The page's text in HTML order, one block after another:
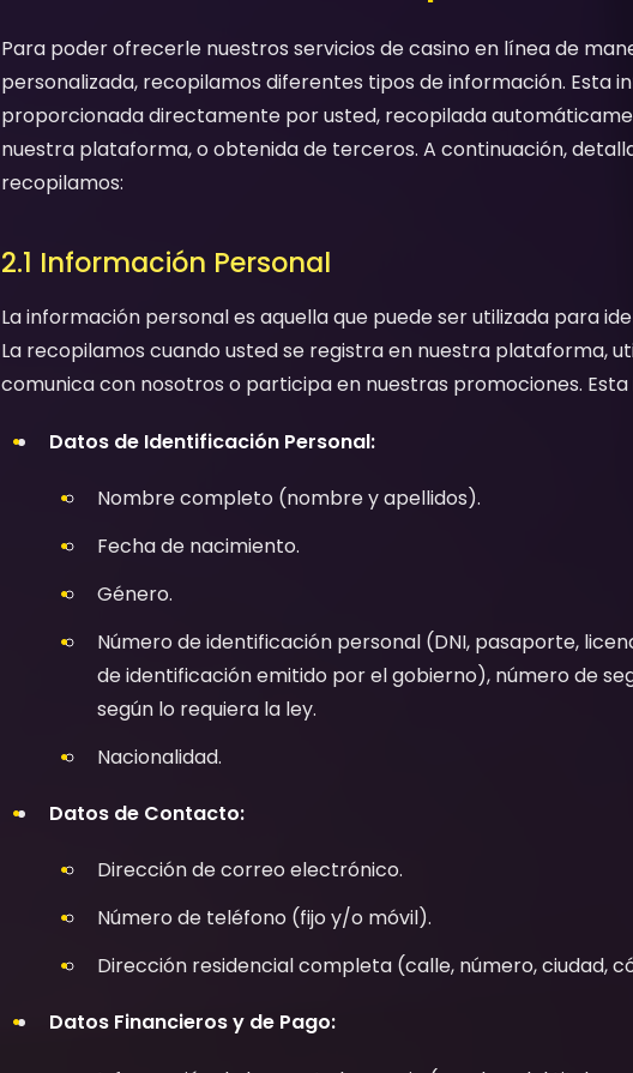
Para poder ofrecerle nuestros servicios de casino en línea de
personalizada, recopilamos diferentes tipos de información. Esta
proporcionada directamente por usted, recopilada
nuestra plataforma, o obtenida de terceros. A continuación,
recopilamos:
2.1 Información Personal
La información personal es aquella que puede ser utilizada para
La recopilamos cuando usted se registra en nuestra plataforma,
comunica con nosotros o participa en nuestras promociones. Esta
Datos de Identificación Personal:
Nombre completo (nombre y apellidos).
Fecha de nacimiento.
Género.
Número de identificación personal (DNI, pasaporte,
de identificación emitido por el gobierno), número de
según lo requiera la ley.
Nacionalidad.
Datos de Contacto:
Dirección de correo electrónico.
Número de teléfono (fijo y/o móvil).
Dirección residencial completa (calle, número, ciudad,
Datos Financieros y de Pago: